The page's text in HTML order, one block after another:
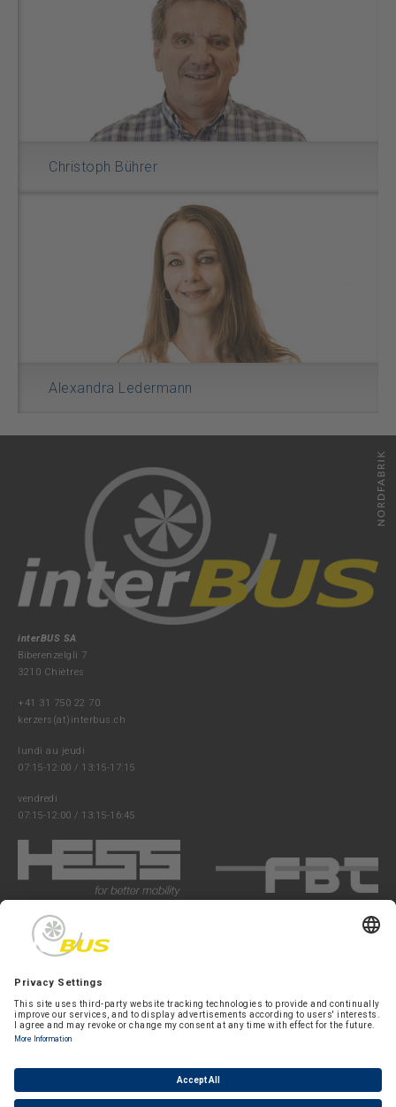
Christoph Bührer
Alexandra Ledermann
interBUS SA
Biberenzelgli 7
3210 Chiètres
+41 31 750 22 70
kerzers(at)interbus.ch
lundi au jeudi
07:15-12:00 / 13:15-17:15
vendredi
07:15-12:00 / 13:15-16:45